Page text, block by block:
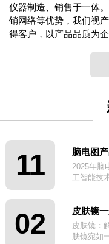
仪器制造、销售于一体
销网络等优势，我们视
得客户，以产品品质为企
11 脑电图
2025年脑
工智能技
02 皮肤镜
皮肤镜：
肤镜宛如